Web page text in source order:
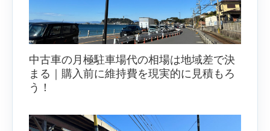
中古車の月極駐車場代の相場は地域差で決
まる｜購入前に維持費を現実的に見積もろ
う！